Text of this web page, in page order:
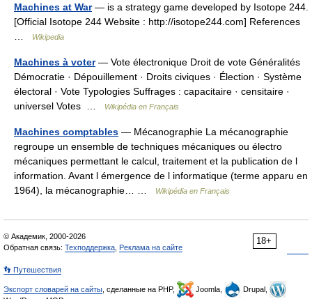
Machines at War— is a strategy game developed by Isotope 244.
[Official Isotope 244 Website : http://isotope244.com] References
Wikipedia
Machines à voter— Vote électronique Droit de vote Généralités
Démocratie · Dépouillement · Droits civiques · Élection · Système
électoral · Vote Typologies Suffrages : capacitaire · censitaire ·
universel Votes …
Wikipédia en Français
Machines comptables — Mécanographie La mécanographie
regroupe un ensemble de techniques mécaniques ou électro
mécaniques permettant le calcul, traitement et la publication de l
information. Avant l émergence de l informatique (terme apparu en
1964), la mécanographie… …
Wikipédia en Français
18+
© Академик, 2000-2026
Обратная связь: Техподдержка Реклама на сайте
👣 Путешествия
Экспорт словарей на сайты , сделанные на PHP, Joomla,
Drupal,